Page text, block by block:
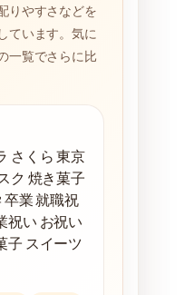
りやすさなどを
ています。気に
一覧でさらに比
さくら 東京
ク 焼き菓子
卒業 就職祝
祝い お祝い
子 スイーツ